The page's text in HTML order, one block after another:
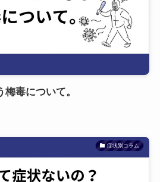
毒について。
症状別コラム